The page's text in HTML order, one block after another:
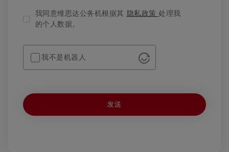
我同意维思达公务机根据其 隐私政策处理我
的个人数据。
我不是机器人